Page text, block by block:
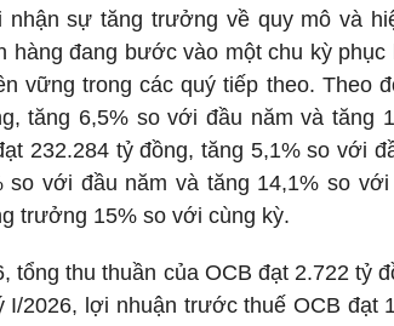
nhận sự tăng trưởng về quy mô và
hàng đang bước vào một chu kỳ
vững trong các quý tiếp theo. Theo
tăng 6,5% so với đầu năm và tăng
232.284 tỷ đồng, tăng 5,1% so với
so với đầu năm và tăng 14,1% so
trưởng 15% so với cùng kỳ.
tổng thu thuần của OCB đạt 2.722 tỷ
I/2026, lợi nhuận trước thuế OCB đạt